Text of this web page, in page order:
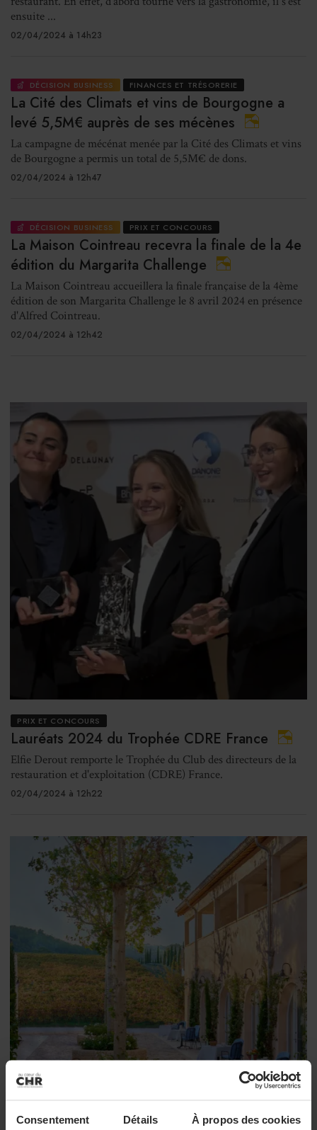
Consentement Détails À propos des cookies
ensuite ...
02/04/2024 à 14h23
DÉCISION BUSINESS FINANCES ET TRÉSORERIE
La Cité des Climats et vins de Bourgogne a
levé 5,5M€ auprès de ses mécènes
La campagne de mécénat menée par la Cité des Climats et vins
de Bourgogne a permis un total de 5,5M€ de dons.
02/04/2024 à 12h47
DÉCISION BUSINESS PRIX ET CONCOURS
La Maison Cointreau recevra la finale de la 4e
édition du Margarita Challenge
La Maison Cointreau accueillera la finale française de la 4ème
édition de son Margarita Challenge le 8 avril 2024 en présence
d'Alfred Cointreau.
02/04/2024 à 12h42
PRIX ET CONCOURS
Lauréats 2024 du Trophée CDRE France
Elfie Derout remporte le Trophée du Club des directeurs de la
restauration et d'exploitation (CDRE) France.
02/04/2024 à 12h22